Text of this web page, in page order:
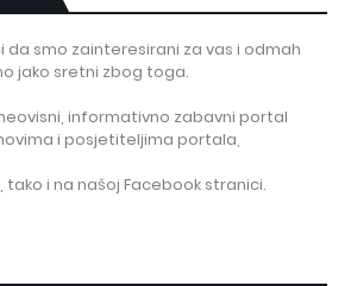
da smo zainteresirani za vas i odmah
jako sretni zbog toga.
informativno zabavni portal
i posjetiteljima portala,
tako i na našoj Facebook stranici.